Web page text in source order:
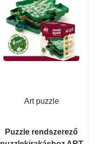
Art puzzle
Puzzle rendszerező